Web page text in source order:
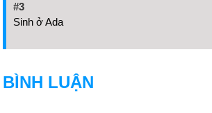
#3
Sinh ở Ada
BÌNH LUẬN